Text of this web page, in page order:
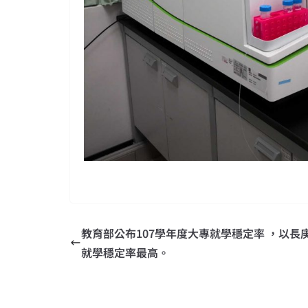
教育部公布107學年度大專就學穩定率 ，以長
就學穩定率最高。